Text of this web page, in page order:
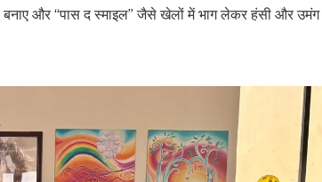
बनाए और “पास द स्माइल” जैसे खेलों में भाग लेकर हंसी और उमंग